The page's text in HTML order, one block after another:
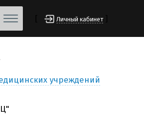
Личный кабинет
учреждений